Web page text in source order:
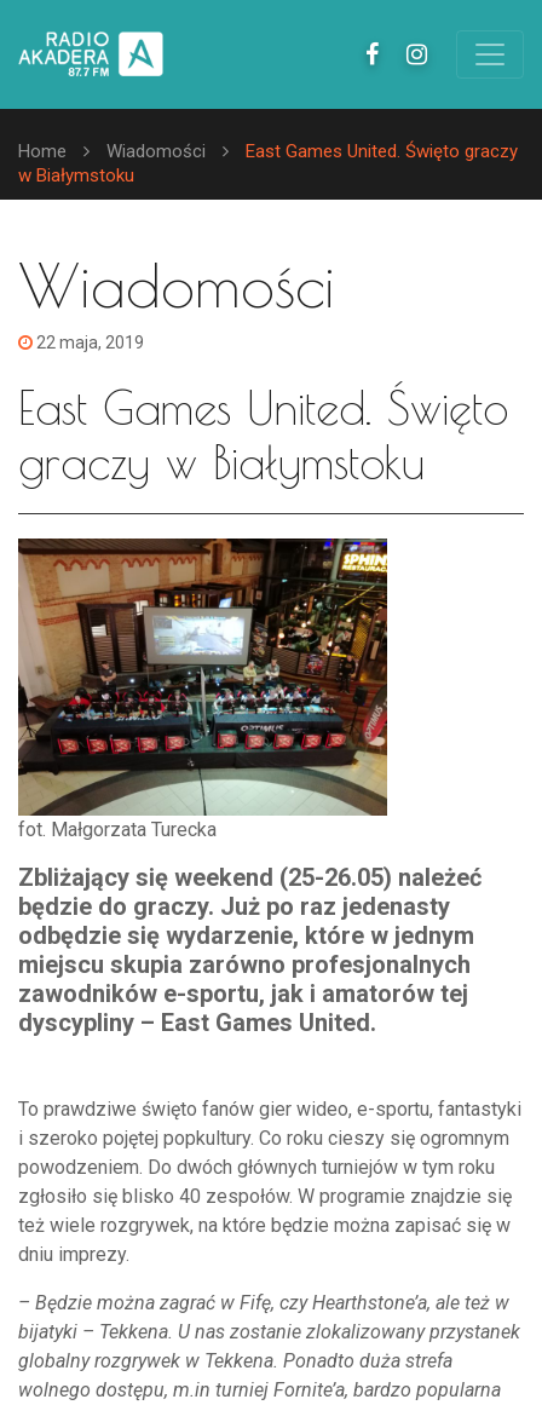
Home Wiadomości
East Games United. Święto graczy
w Białymstoku
Wiadomości
22 maja, 2019
East Games United. Święto
graczy w Białymstoku
fot. Małgorzata Turecka
Zbliżający się weekend (25-26.05) należeć
będzie do graczy. Już po raz jedenasty
odbędzie się wydarzenie, które w jednym
miejscu skupia zarówno profesjonalnych
zawodników e-sportu, jak i amatorów tej
dyscypliny – East Games United.
To prawdziwe święto fanów gier wideo, e-sportu, fantastyki
i szeroko pojętej popkultury. Co roku cieszy się ogromnym
powodzeniem. Do dwóch głównych turniejów w tym roku
zgłosiło się blisko 40 zespołów. W programie znajdzie się
też wiele rozgrywek, na które będzie można zapisać się w
dniu imprezy.
– Będzie można zagrać w Fifę, czy Hearthstone’a, ale też w
bijatyki – Tekkena. U nas zostanie zlokalizowany przystanek
globalny rozgrywek w Tekkena. Ponadto duża strefa
wolnego dostępu, m.in turniej Fornite’a, bardzo popularna